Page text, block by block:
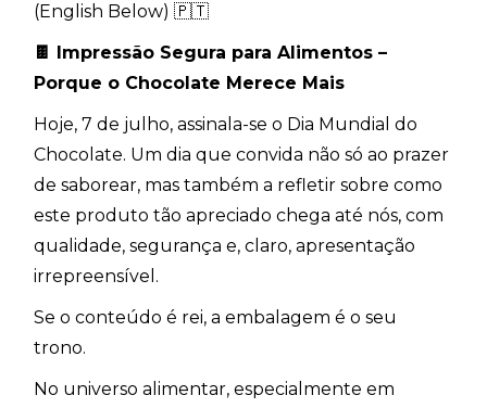
(English Below) 🇵🇹
🍫 Impressão Segura para Alimentos –
Porque o Chocolate Merece Mais
Hoje, 7 de julho, assinala-se o Dia Mundial do
Chocolate. Um dia que convida não só ao prazer
de saborear, mas também a refletir sobre como
este produto tão apreciado chega até nós, com
qualidade, segurança e, claro, apresentação
irrepreensível.
Se o conteúdo é rei, a embalagem é o seu
trono.
No universo alimentar, especialmente em